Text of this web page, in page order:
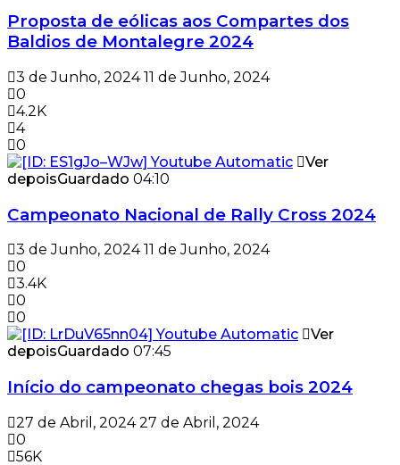
Proposta de eólicas aos Compartes dos
Baldios de Montalegre 2024
3 de Junho, 2024 11 de Junho, 2024
0
4.2K
4
0
Ver
depoisGuardado 04:10
Campeonato Nacional de Rally Cross 2024
3 de Junho, 2024 11 de Junho, 2024
0
3.4K
0
0
Ver
depoisGuardado 07:45
Início do campeonato chegas bois 2024
27 de Abril, 2024 27 de Abril, 2024
0
56K